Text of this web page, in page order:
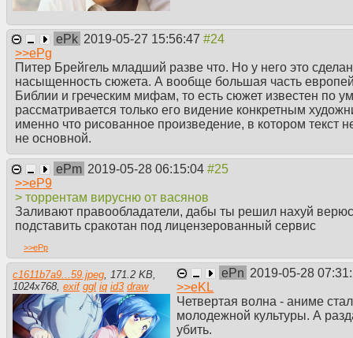
ePk 2019-05-27 15:56:47
>>ePg
Питер Брейгель младший разве что. Но у него это
насыщенность сюжета. А вообще большая часть
Библии и греческим мифам, то есть сюжет известен по
рассматривается только его видение конкретным
именно что рисованное произведение, в котором текст
не основной.
ePm 2019-05-28 06:15:04
>>eP9
> торрентам вирусню от васянов
Заливают правообладатели, дабы ты решил нахуй
подставить сракотан под лицензерованный сервис
>>ePp
c1611b7a9...59.jpeg 171.2 KB
1024x768 exif ggl iq id3 draw
ePn 2019-05-28
>>eKL
Четвертая волна - аниме
молодежной культуры. А
убить.